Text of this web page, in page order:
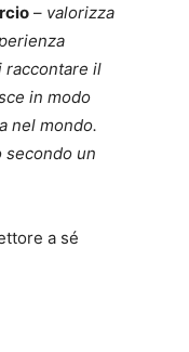
– valorizza
raccontare il
in modo
nel mondo.
un
a sé